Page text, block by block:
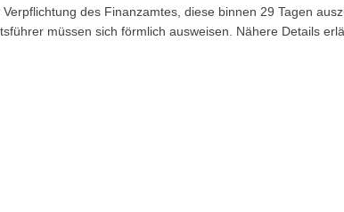
des Finanzamtes, diese binnen 29 Tagen
müssen sich förmlich ausweisen. Nähere Details